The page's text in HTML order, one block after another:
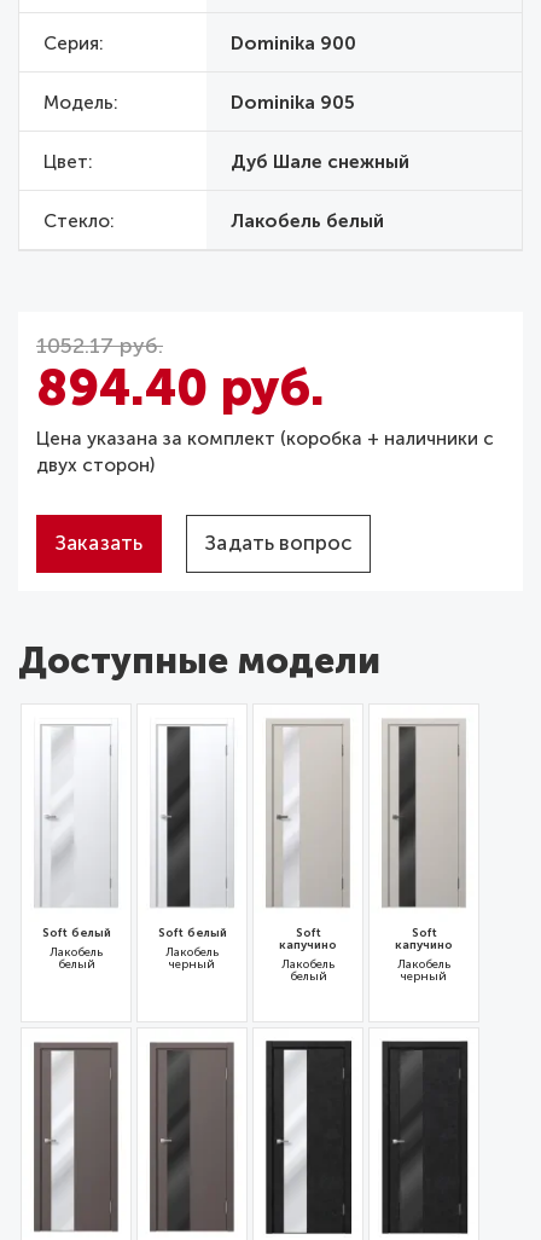
Серия Dominika 900
Модель Dominika 905
Цвет Дуб Шале снежный
Стекло Лакобель белый
1052.17 руб.
894.40 руб.
Цена указана за комплект (коробка + наличники с
двух сторон)
Заказать Задать вопрос
Доступные модели
Soft белый
Лакобель
белый
31678
Soft белый
Лакобель
черный
31677
Soft
капучино
Лакобель
белый
31680
Soft
капучино
Лакобель
черный
31679